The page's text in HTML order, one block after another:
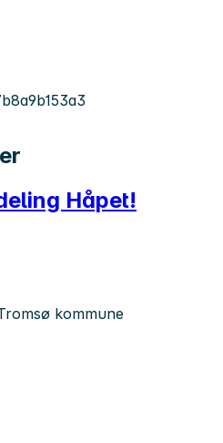
Håpet!
kommune